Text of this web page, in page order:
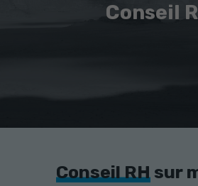
Conseil
Conseil RH sur